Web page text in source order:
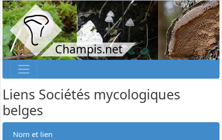
Champis.net
Liens Sociétés mycologiques
belges
Nom et lien